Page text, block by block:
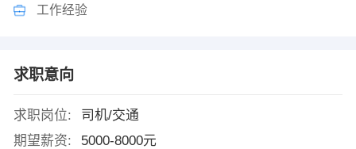
工作经验
求职意向
求职岗位:
司机/交通
期望薪资:
5000-8000元